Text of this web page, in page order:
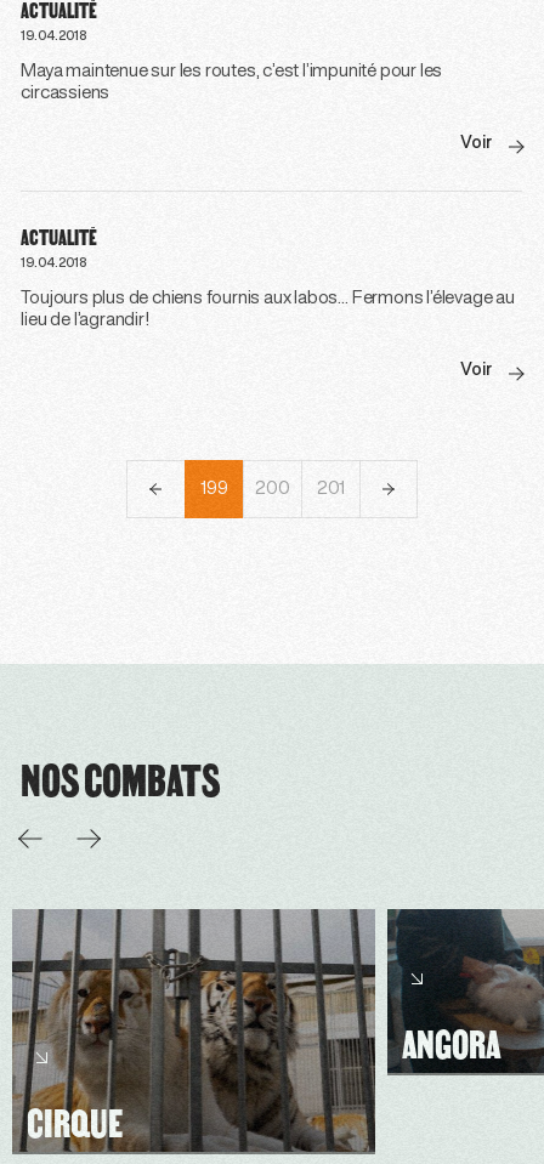
ACTUALITÉ
19.04.2018
Maya maintenue sur les routes, c’est l’impunité pour les
circassiens
Voir
ACTUALITÉ
19.04.2018
Toujours plus de chiens fournis aux labos… Fermons l’élevage au
lieu de l’agrandir!
Voir
198 199 200 201 202
NOS COMBATS
CIRQUE
ANGORA